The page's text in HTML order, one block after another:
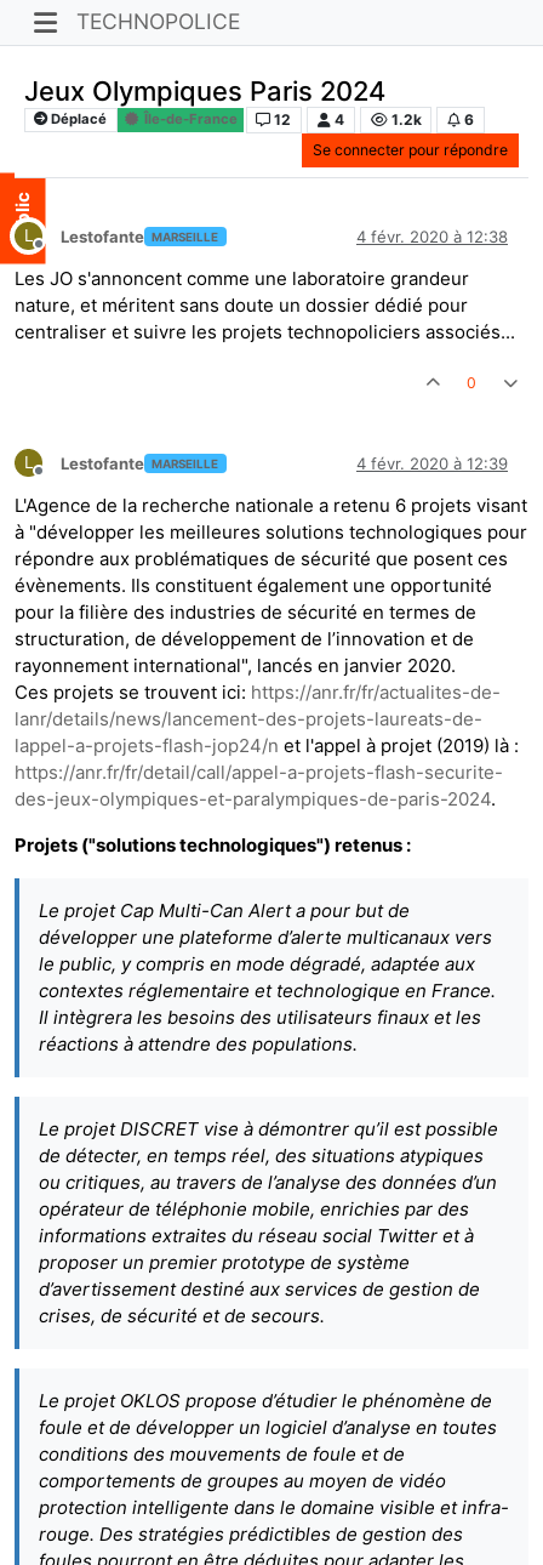
TECHNOPOLICE
Jeux Olympiques Paris 2024
Déplacé Île-de-France 12 4 1.2k
6
Se connecter pour répondre
L
Hors-ligne
Lestofante MARSEILLE 4 févr. 2020 à 12:38
Les JO s'annoncent comme une laboratoire grandeur
nature, et méritent sans doute un dossier dédié pour
centraliser et suivre les projets technopoliciers associés...
0
L
Hors-ligne
Lestofante MARSEILLE 4 févr. 2020 à 12:39
L'Agence de la recherche nationale a retenu 6 projets visant
à "développer les meilleures solutions technologiques pour
répondre aux problématiques de sécurité que posent ces
évènements. Ils constituent également une opportunité
pour la filière des industries de sécurité en termes de
structuration, de développement de l’innovation et de
rayonnement international", lancés en janvier 2020.
Ces projets se trouvent ici: https://anr.fr/fr/actualites-de-
lanr/details/news/lancement-des-projets-laureats-de-
lappel-a-projets-flash-jop24/n et l'appel à projet (2019) là :
https://anr.fr/fr/detail/call/appel-a-projets-flash-securite-
des-jeux-olympiques-et-paralympiques-de-paris-2024.
Projets ("solutions technologiques") retenus :
Le projet Cap Multi-Can Alert a pour but de
développer une plateforme d’alerte multicanaux vers
le public, y compris en mode dégradé, adaptée aux
contextes réglementaire et technologique en France.
Il intègrera les besoins des utilisateurs finaux et les
réactions à attendre des populations.
Le projet DISCRET vise à démontrer qu’il est possible
de détecter, en temps réel, des situations atypiques
ou critiques, au travers de l’analyse des données d’un
opérateur de téléphonie mobile, enrichies par des
informations extraites du réseau social Twitter et à
proposer un premier prototype de système
d’avertissement destiné aux services de gestion de
crises, de sécurité et de secours.
Le projet OKLOS propose d’étudier le phénomène de
foule et de développer un logiciel d’analyse en toutes
conditions des mouvements de foule et de
comportements de groupes au moyen de vidéo
protection intelligente dans le domaine visible et infra-
rouge. Des stratégies prédictibles de gestion des